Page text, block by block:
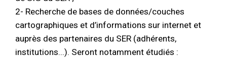
2- Recherche de bases de données/couches
cartographiques et d’informations sur internet et
auprès des partenaires du SER (adhérents,
institutions...). Seront notamment étudiés :